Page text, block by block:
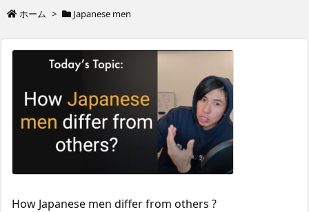
ホーム > Japanese men
How Japanese men differ from others ?